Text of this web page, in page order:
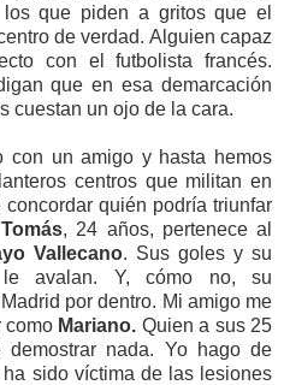
que piden a gritos que el
de verdad. Alguien capaz
con el futbolista francés.
que en esa demarcación
cuestan un ojo de la cara.
con un amigo y hasta hemos
centros que militan en
concordar quién podría triunfar
, 24 años, pertenece al
Vallecano. Sus goles y su
avalan. Y, cómo no, su
por dentro. Mi amigo me
como Mariano. Quien a sus 25
nada. Yo hago de
ha sido víctima de las lesiones